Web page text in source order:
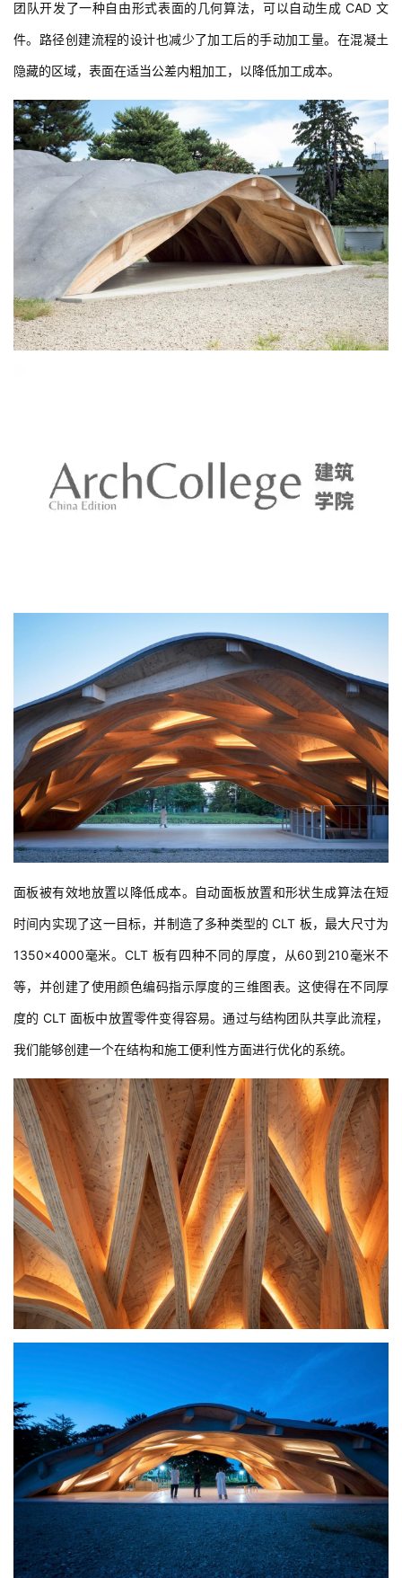
景
观
建
极
速
工
作
登录 注册
团队开发了一种自由形式表面的几何算法，可以自动生成 CAD 文
件。路径创建流程的设计也减少了加工后的手动加工量。在混凝土
隐藏的区域，表面在适当公差内粗加工，以降低加工成本。
面板被有效地放置以降低成本。自动面板放置和形状生成算法在短
时间内实现了这一目标，并制造了多种类型的 CLT 板，最大尺寸为
1350×4000毫米。CLT 板有四种不同的厚度，从60到210毫米不
等，并创建了使用颜色编码指示厚度的三维图表。这使得在不同厚
度的 CLT 面板中放置零件变得容易。通过与结构团队共享此流程，